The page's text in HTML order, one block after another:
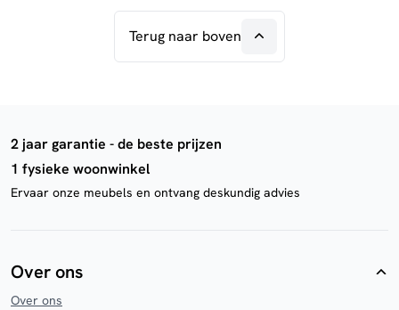
Terug naar boven
2 jaar garantie - de beste prijzen
1 fysieke woonwinkel
Ervaar onze meubels en ontvang deskundig advies
Over ons
Over ons